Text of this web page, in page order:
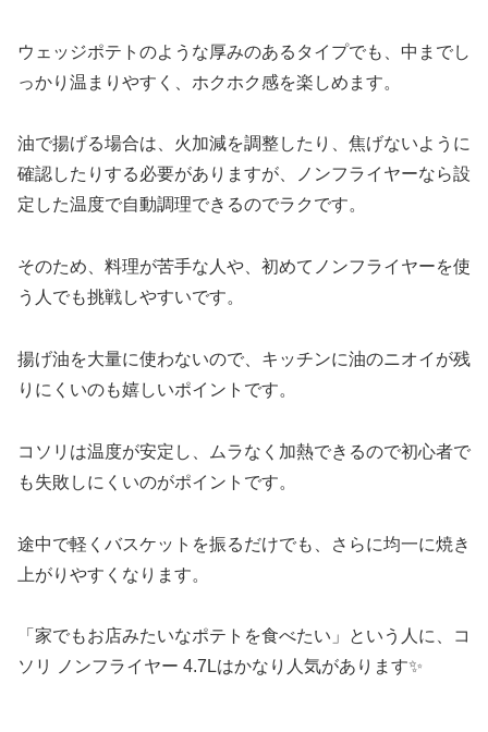
ウェッジポテトのような厚みのあるタイプでも、中までし
っかり温まりやすく、ホクホク感を楽しめます。
油で揚げる場合は、火加減を調整したり、焦げないように
確認したりする必要がありますが、ノンフライヤーなら設
定した温度で自動調理できるのでラクです。
そのため、料理が苦手な人や、初めてノンフライヤーを使
う人でも挑戦しやすいです。
揚げ油を大量に使わないので、キッチンに油のニオイが残
りにくいのも嬉しいポイントです。
コソリは温度が安定し、ムラなく加熱できるので初心者で
も失敗しにくいのがポイントです。
途中で軽くバスケットを振るだけでも、さらに均一に焼き
上がりやすくなります。
「家でもお店みたいなポテトを食べたい」という人に、コ
ソリ ノンフライヤー 4.7Lはかなり人気があります✨